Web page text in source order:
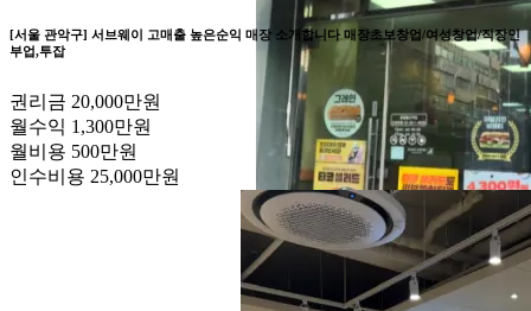
[서울 관악구] 서브웨이 고매출 높은순익 매장 소개합니다 매장초보창업/여성창업/직장인
부업,투잡
권리금 20,000만원
월수익 1,300만원
월비용 500만원
인수비용 25,000만원